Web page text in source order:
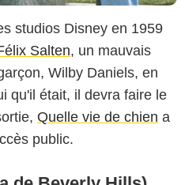
studios Disney en 1959
Salten, un mauvais
Wilby Daniels, en
qu'il était, il devra faire le
Quelle vie de chien a
public.